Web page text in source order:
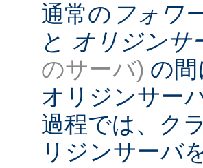
通常の フォワ
と オリジンサ
のサーバ) の
オリジンサー
過程では、ク
リジンサーバ